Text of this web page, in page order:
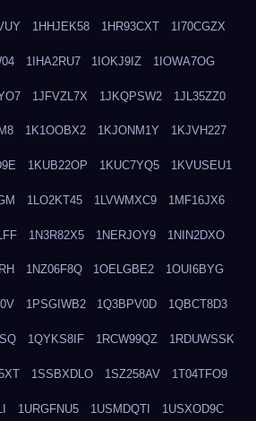
1HHJEK58 1HR93CXT 1I70CGZX
1IHA2RU7 1IOKJ9IZ 1IOWA7OG
1JFVZL7X 1JKQPSW2 1JL35ZZ0
1K1OOBX2 1KJONM1Y 1KJVH227
1KUB22OP 1KUC7YQ5 1KVUSEU1
1LO2KT45 1LVWMXC9 1MF16JX6
1N3R82X5 1NERJOY9 1NIN2DXO
1NZ06F8Q 1OELGBE2 1OUI6BYG
1PSGIWB2 1Q3BPV0D 1QBCT8D3
1QYKS8IF 1RCW99QZ 1RDUWSSK
1SSBXDLO 1SZ258AV 1T04TFO9
1URGFNU5 1USMDQTI 1USXOD9C